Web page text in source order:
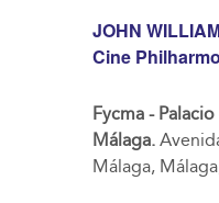
JOHN
Cine
Fycma -
Málaga.
Málaga,